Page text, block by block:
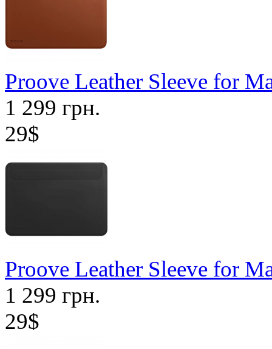
Proove Leather Sleeve for
1 299 грн.
29$
Proove Leather Sleeve for
1 299 грн.
29$